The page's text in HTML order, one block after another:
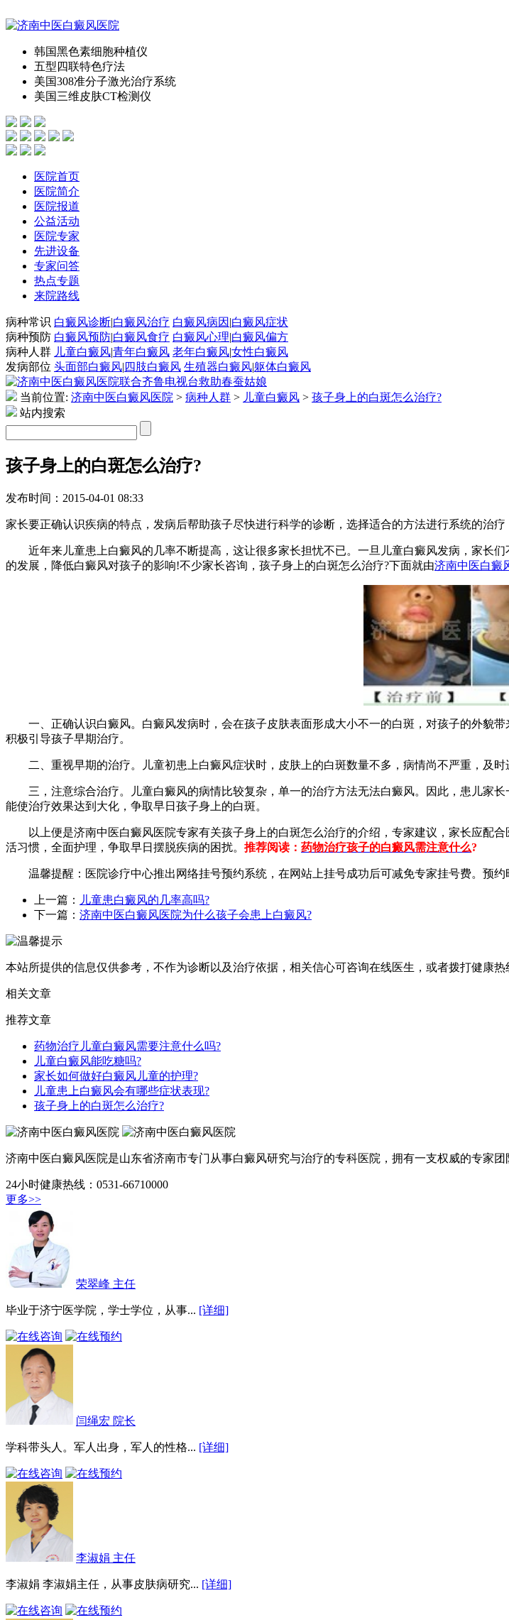
韩国黑色素细胞种植仪
五型四联特色疗法
美国308准分子激光治疗系统
美国三维皮肤CT检测仪
医院首页
医院简介
医院报道
公益活动
医院专家
先进设备
专家问答
热点专题
来院路线
病种常识 白癜风诊断|白癜风治疗 白癜风病因 |白癜风症状
病种预防 白癜风预防|白癜风食疗 白癜风心理|白癜风偏方
病种人群 儿童白癜风|青年白癜风 老年白癜风|女性白癜风
发病部位 头面部白癜风| 四肢白癜风 生殖器白癜风|躯体白癜风
当前位置: 济南中医白癜风医院 > 病种人群 > 儿童白癜风 > 孩子身上的白斑怎么治疗?
站内搜索
孩子身上的白斑怎么治疗?
发布时间：2015-04-01 08:33
家长要正确认识疾病的特点，发病后帮助孩子尽快进行科学的诊断，选择适合的方法进行系统的治
近年来儿童患上白癜风的几率不断提高，这让很多家长担忧不已。一旦儿童白癜风发病，家长
的发展，降低白癜风对孩子的影响!不少家长咨询，孩子身上的白斑怎么治疗?下面就由济南中医白癜
一、正确认识白癜风。白癜风发病时，会在孩子皮肤表面形成大小不一的白斑，对孩子的外貌带
积极引导孩子早期治疗。
二、重视早期的治疗。儿童初患上白癜风症状时，皮肤上的白斑数量不多，病情尚不严重，及时
三，注意综合治疗。儿童白癜风的病情比较复杂，单一的治疗方法无法白癜风。因此，患儿家
能使治疗效果达到大化，争取早日孩子身上的白斑。
以上便是济南中医白癜风医院专家有关孩子身上的白斑怎么治疗的介绍，专家建议，家长应配
活习惯，全面护理，争取早日摆脱疾病的困扰。 推荐阅读： 药物治疗孩子的白癜风需注意什么?
温馨提醒：医院诊疗中心推出网络挂号预约系统，在网站上挂号成功后可减免专家挂号费。预约
上一篇：
儿童患白癜风的几率高吗?
下一篇： 济南中医白癜风医院为什么孩子会患上白癜风?
本站所提供的信息仅供参考，不作为诊断以及治疗依据，相关信心可咨询在线医生，或者拨打健康热
相关文章
推荐文章
药物治疗儿童白癜风需要注意什么吗?
儿童白癜风能吃糖吗?
家长如何做好白癜风儿童的护理?
儿童患上白癜风会有哪些症状表现?
孩子身上的白斑怎么治疗?
济南中医白癜风医院是山东省济南市专门从事白癜风研究与治疗的专科医院，拥有一支权威的专家团
24小时健康热线：0531-66710000
更多>>
荣翠峰 主任
毕业于济宁医学院，学士学位，从事... [详细]
闫绳宏 院长
学科带头人。军人出身，军人的性格... [详细]
李淑娟 主任
李淑娟 李淑娟主任，从事皮肤病研究... [详细]